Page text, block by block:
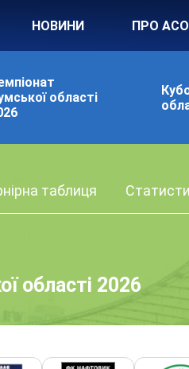
НОВИНИ ПРО
області
таблиця
області 2026